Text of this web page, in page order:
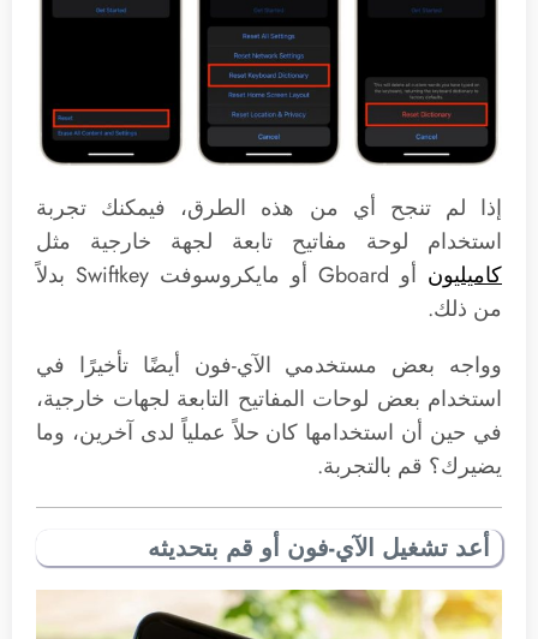
إذا لم تنجح أي من هذه الطرق، فيمكنك تجربة
استخدام لوحة مفاتيح تابعة لجهة خارجية مثل
كاميليون
أو Gboard أو مايكروسوفت Swiftkey بدلاً
من ذلك.
وواجه بعض مستخدمي الآي-فون أيضًا تأخيرًا في
استخدام بعض لوحات المفاتيح التابعة لجهات خارجية،
في حين أن استخدامها كان حلاً عملياً لدى آخرين، وما
يضيرك؟ قم بالتجربة.
أعد تشغيل الآي-فون أو قم بتحديثه